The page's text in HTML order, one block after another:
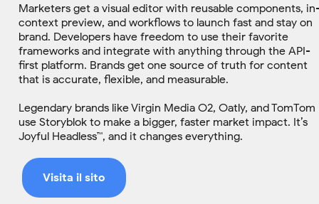
Marketers get a visual editor with reusable components,
context preview, and workflows to launch fast and stay on
brand. Developers have freedom to use their favorite
frameworks and integrate with anything through the API-
first platform. Brands get one source of truth for content
that is accurate, flexible, and measurable.
Legendary brands like Virgin Media O2, Oatly, and TomTom
use Storyblok to make a bigger, faster market impact. It’s
Joyful Headless™, and it changes everything.
Visita il sito